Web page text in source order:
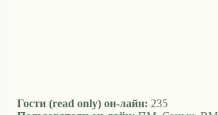
Гости (read only) он-лайн: 235